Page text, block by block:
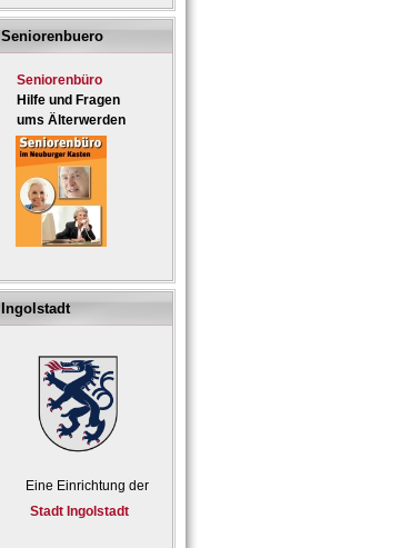
Seniorenbuero
Seniorenbüro
Hilfe und Fragen
ums Älterwerden
Ingolstadt
Eine Einrichtung der
Stadt Ingolstadt